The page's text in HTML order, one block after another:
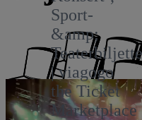
Sport-
&amp;
| viagogo
the Ticket
Marketplace